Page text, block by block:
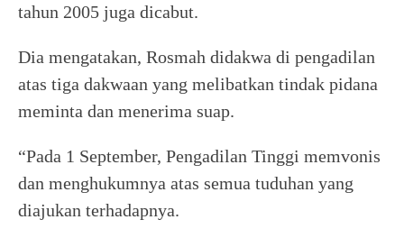
tahun 2005 juga dicabut.
Dia mengatakan, Rosmah didakwa di pengadilan
atas tiga dakwaan yang melibatkan tindak pidana
meminta dan menerima suap.
“Pada 1 September, Pengadilan Tinggi memvonis
dan menghukumnya atas semua tuduhan yang
diajukan terhadapnya.